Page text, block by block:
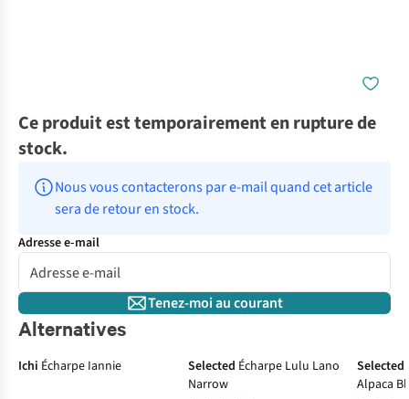
Ce produit est temporairement en rupture de
stock.
Nous vous contacterons par e-mail quand cet article
sera de retour en stock.
Adresse e-mail
Tenez-moi au courant
Alternatives
Ichi Écharpe Iannie Selected Écharpe Lulu Lano
Narrow
Selected
Alpaca